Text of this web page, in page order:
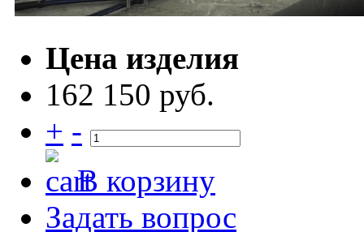
Цена изделия
162 150 руб.
+ -
В корзину
Задать вопрос